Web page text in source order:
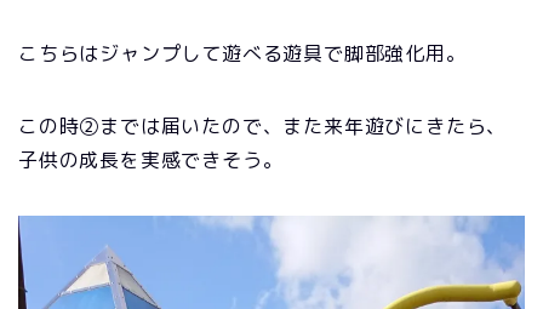
こちらはジャンプして遊べる遊具で脚部強化用。
この時②までは届いたので、また来年遊びにきたら、
子供の成長を実感できそう。